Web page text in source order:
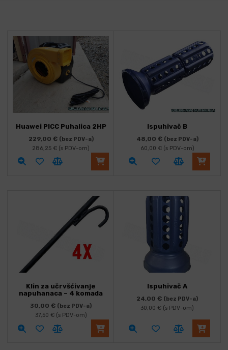
Huawei PICC Puhalica 2HP
229,00 € (bez PDV-a)
286,25 € (s PDV-om)
Ispuhivač B
48,00 € (bez PDV-a)
60,00 €(s PDV-om)
Klin za učrvšćivanje
napuhanaca – 4 komada
30,00 € (bez PDV-a)
37,50 €(s PDV-om)
Ispuhivač A
24,00 € (bez PDV-a)
30,00 € (s PDV-om)